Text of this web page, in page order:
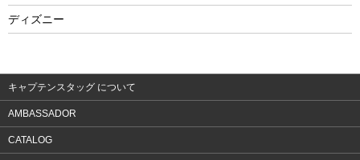
ウェア
ディズニー
キャプテンスタッグ について
AMBASSADOR
CATALOG